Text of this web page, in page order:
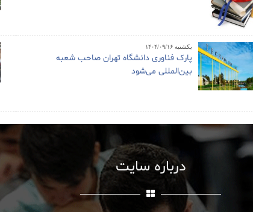
یکشنبه ۱۴۰۴/۰۹/۱۶
پارک فناوری دانشگاه تهران صاحب شعبه
بین‌المللی می‌شود
درباره سایت